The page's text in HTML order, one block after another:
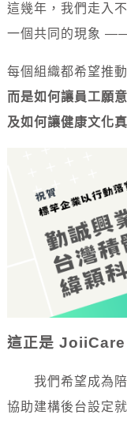
這幾年，我們走入
一個共同的現象
每個組織都希望推
而是如何讓員工願
及如何讓健康文化
這正是 JoiiCare
我們希望成為陪
協助建構後台設定